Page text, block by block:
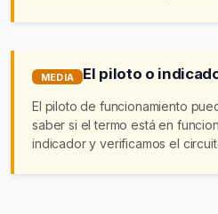
MEDIA El piloto o
El piloto de funcionamiento
saber si el termo está en
indicador y verificamos el